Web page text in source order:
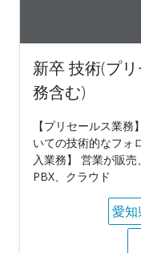
新卒 技術(プ
務含む)
【プリセールス業
いての技術的なフォ
入業務】 営業が販
PBX、クラウド
愛知